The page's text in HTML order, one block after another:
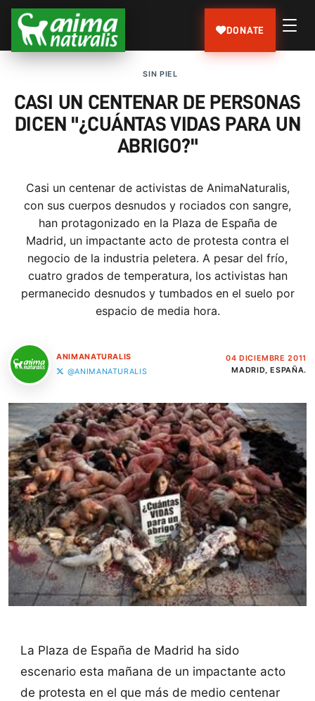
DONATE
SIN PIEL
CASI UN CENTENAR DE PERSONAS
DICEN "¿CUÁNTAS VIDAS PARA UN
ABRIGO?"
Casi un centenar de activistas de AnimaNaturalis,
con sus cuerpos desnudos y rociados con sangre,
han protagonizado en la Plaza de España de
Madrid, un impactante acto de protesta contra el
negocio de la industria peletera. A pesar del frío,
cuatro grados de temperatura, los activistas han
permanecido desnudos y tumbados en el suelo por
espacio de media hora.
ANIMANATURALIS
@ANIMANATURALIS
04 DICIEMBRE 2011
MADRID, ESPAÑA.
La Plaza de España de Madrid ha sido
escenario esta mañana de un impactante acto
de protesta en el que más de medio centenar